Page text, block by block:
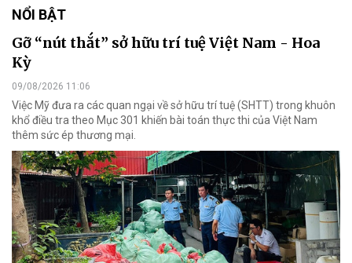
NỔI BẬT
Gỡ “nút thắt” sở hữu trí tuệ Việt Nam - Hoa
Kỳ
09/08/2026 11:06
Việc Mỹ đưa ra các quan ngại về sở hữu trí tuệ (SHTT) trong khuôn
khổ điều tra theo Mục 301 khiến bài toán thực thi của Việt Nam
thêm sức ép thương mại.